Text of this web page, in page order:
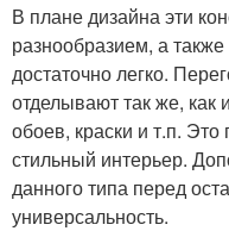
В плане дизайна эти
разнообразием, а
достаточно легко.
отделывают так же,
обоев, краски и т.п. Это
стильный интерьер.
данного типа перед
универсальность.